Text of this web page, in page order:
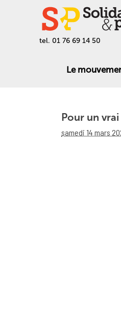
tel. 01 76 69 14 50
Le
Pour un
samedi 14 mars